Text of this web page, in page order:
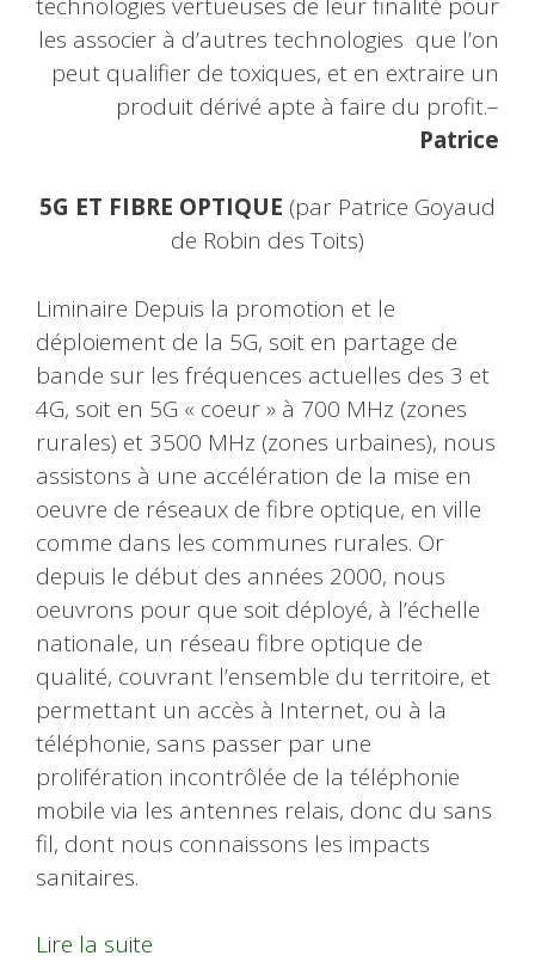
les associer à d’autres technologies que l’on
peut qualifier de toxiques, et en extraire un
produit dérivé apte à faire du profit.–
Patrice
5G ET FIBRE OPTIQUE (par Patrice Goyaud
de Robin des Toits)
Liminaire Depuis la promotion et le
déploiement de la 5G, soit en partage de
bande sur les fréquences actuelles des 3 et
4G, soit en 5G « coeur » à 700 MHz (zones
rurales) et 3500 MHz (zones urbaines), nous
assistons à une accélération de la mise en
oeuvre de réseaux de fibre optique, en ville
comme dans les communes rurales. Or
depuis le début des années 2000, nous
oeuvrons pour que soit déployé, à l’échelle
nationale, un réseau fibre optique de
qualité, couvrant l’ensemble du territoire, et
permettant un accès à Internet, ou à la
téléphonie, sans passer par une
prolifération incontrôlée de la téléphonie
mobile via les antennes relais, donc du sans
fil, dont nous connaissons les impacts
sanitaires.
Lire la suite